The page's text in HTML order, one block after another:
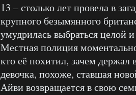
13 – столько лет провела в
крупного безымянного
умудрилась выбраться целой
Местная полиция
кто её похитил, зачем держал
девочка, похоже, ставшая
Айви возвращается в свою